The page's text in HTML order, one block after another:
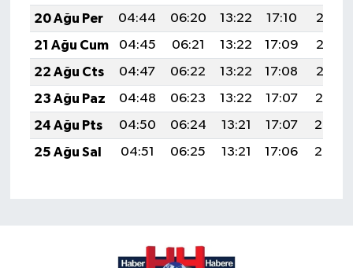
20 Ağu Per
04:44 06:20 13:22 17:10
20:15
21 Ağu Cum
04:45 06:21 13:22 17:09
20:13
22 Ağu Cts
04:47 06:22 13:22 17:08
20:12
23 Ağu Paz
04:48 06:23 13:22 17:07
20:10
24 Ağu Pts
04:50 06:24 13:21 17:07
20:08
25 Ağu Sal
04:51 06:25 13:21 17:06 20:07